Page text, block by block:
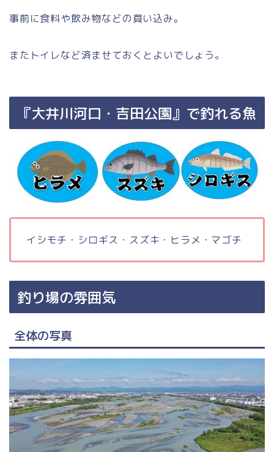
事前に食料や飲み物などの買い込み。
またトイレなど済ませておくとよいでしょう。
『大井川河口・吉田公園』で釣れる魚
イシモチ・シロギス・スズキ・ヒラメ・マゴチ
釣り場の雰囲気
全体の写真